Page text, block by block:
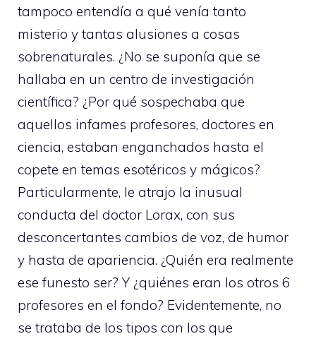
tampoco entendía a qué venía tanto
misterio y tantas alusiones a cosas
sobrenaturales. ¿No se suponía que se
hallaba en un centro de investigación
científica? ¿Por qué sospechaba que
aquellos infames profesores, doctores en
ciencia, estaban enganchados hasta el
copete en temas esotéricos y mágicos?
Particularmente, le atrajo la inusual
conducta del doctor Lorax, con sus
desconcertantes cambios de voz, de humor
y hasta de apariencia. ¿Quién era realmente
ese funesto ser? Y ¿quiénes eran los otros 6
profesores en el fondo? Evidentemente, no
se trataba de los tipos con los que